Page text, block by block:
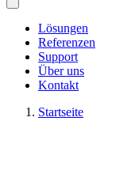
Lösungen
Referenzen
Support
Über uns
Kontakt
Startseite